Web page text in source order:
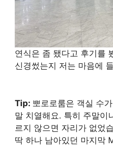
연식은 좀 됐다고 후기를
신경썼는지 저는 마음에
Tip: 뽀로로룸은 객실 수
말 치열해요. 특히 주말이
르지 않으면 자리가 없었
딱 하나 남아있던 마지막